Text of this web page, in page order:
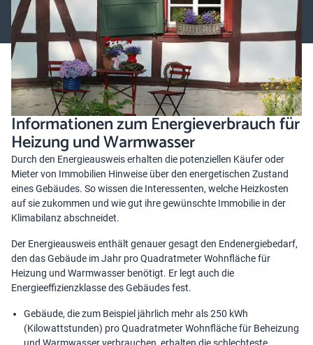
Energieeffizienz tun können.
Informationen zum Energieverbrauch für
Heizung und Warmwasser
Durch den Energieausweis erhalten die potenziellen Käufer oder
Mieter von Immobilien Hinweise über den energetischen Zustand
eines Gebäudes. So wissen die Interessenten, welche Heizkosten
auf sie zukommen und wie gut ihre gewünschte Immobilie in der
Klimabilanz abschneidet.
Der Energieausweis enthält genauer gesagt den Endenergiebedarf,
den das Gebäude im Jahr pro Quadratmeter Wohnfläche für
Heizung und Warmwasser benötigt. Er legt auch die
Energieeffizienzklasse des Gebäudes fest.
Gebäude, die zum Beispiel jährlich mehr als 250 kWh
(Kilowattstunden) pro Quadratmeter Wohnfläche für Beheizung